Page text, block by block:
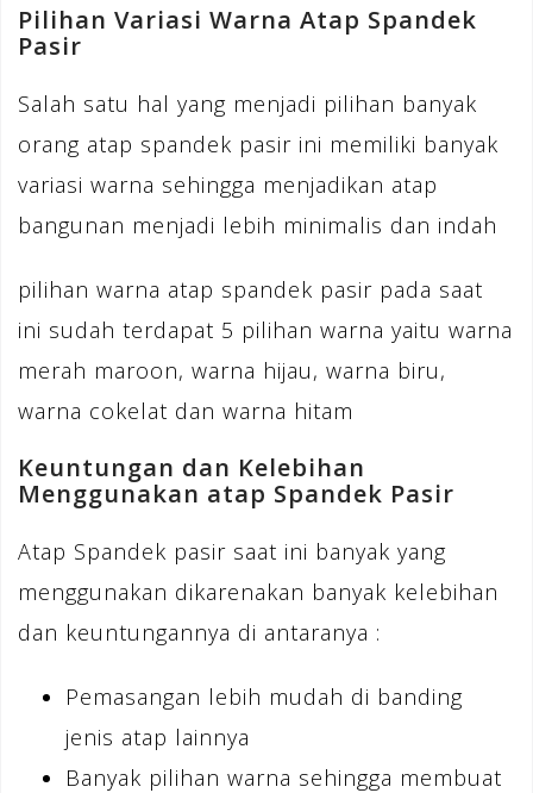
Pilihan Variasi Warna Atap Spandek
Pasir
Salah satu hal yang menjadi pilihan banyak
orang atap spandek pasir ini memiliki banyak
variasi warna sehingga menjadikan atap
bangunan menjadi lebih minimalis dan indah
pilihan warna atap spandek pasir pada saat
ini sudah terdapat 5 pilihan warna yaitu warna
merah maroon, warna hijau, warna biru,
warna cokelat dan warna hitam
Keuntungan dan Kelebihan
Menggunakan atap Spandek Pasir
Atap Spandek pasir saat ini banyak yang
menggunakan dikarenakan banyak kelebihan
dan keuntungannya di antaranya :
Pemasangan lebih mudah di banding
jenis atap lainnya
Banyak pilihan warna sehingga membuat